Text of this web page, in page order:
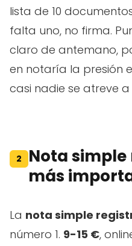
lista de 10
falta uno, no firma.
claro de antemano,
en notaría la presión
casi nadie se atreve
2
Nota
más
La nota simple
número 1. 9-15 €,